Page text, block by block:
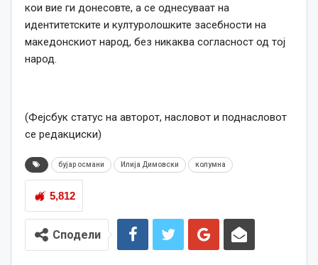
кои вие ги донесовте, а се однесуваат на
идентитетските и културолошките засебности на
македонскиот народ, без никаква согласност од тој
народ.
(Фејсбук статус на авторот, насловот и поднасловот
се редакциски)
бујар османи Илија Димовски колумна
5,812
Сподели